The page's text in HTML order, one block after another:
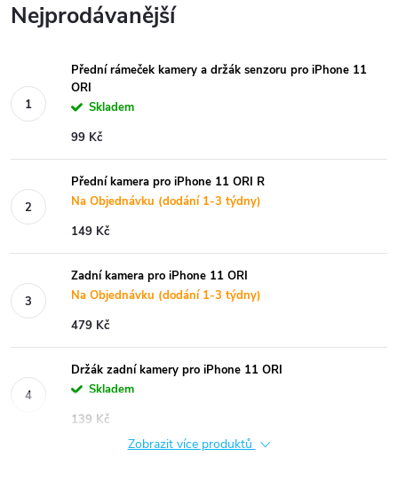
Nejprodávanější
Přední rámeček kamery a držák senzoru pro iPhone 11
ORI
Skladem
99 Kč
Přední kamera pro iPhone 11 ORI R
Na Objednávku (dodání 1-3 týdny)
149 Kč
Zadní kamera pro iPhone 11 ORI
Na Objednávku (dodání 1-3 týdny)
479 Kč
Držák zadní kamery pro iPhone 11 ORI
Skladem
139 Kč
Zobrazit více produktů